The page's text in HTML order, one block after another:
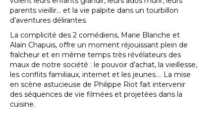
parents vieillir... et la vie palpite dans un tourbillon
d’aventures délirantes.
La complicité des 2 comédiens, Marie Blanche et
Alain Chapuis, offre un moment réjouissant plein de
fraîcheur et en même temps très révélateurs des
maux de notre société : le pouvoir d’achat, la vieillesse,
les conflits familiaux, internet et les jeunes…. La mise
en scène astucieuse de Philippe Riot fait intervenir
des séquences de vie filmées et projetées dans la
cuisine.